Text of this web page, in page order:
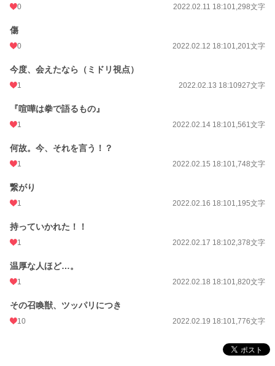
0 2022.02.11 18:101,298文字
傷
0 2022.02.12 18:101,201文字
今度、会えたなら（ミドリ視点）
1 2022.02.13 18:10927文字
『喧嘩は拳で語るもの』
1 2022.02.14 18:101,561文字
何故。今、それを言う！？
1 2022.02.15 18:101,748文字
繋がり
1 2022.02.16 18:101,195文字
持っていかれた！！
1 2022.02.17 18:102,378文字
温厚な人ほど…。
1 2022.02.18 18:101,820文字
その召喚獣、ツッパリにつき
10 2022.02.19 18:101,776文字